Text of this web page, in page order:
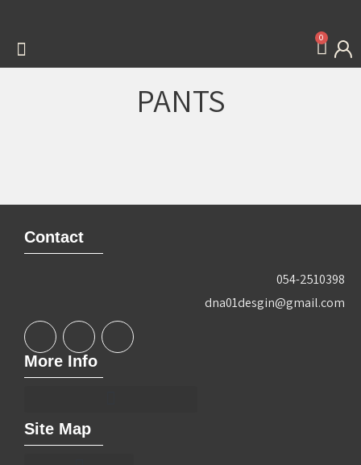
0
PANTS
Contact
054-2510398
dna01desgin@gmail.com
More Info
Site Map